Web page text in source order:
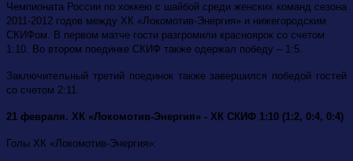
Чемпионата России по хоккею с шайбой среди женских команд сезона
2011-2012 годов между ХК «Локомотив-Энергия» и нижегородским
СКИФом. В первом матче гости разгромили красноярок со счетом
1:10. Во втором поединке СКИФ также одержал победу – 1:5.
Заключительный третий поединок также завершился победой гостей
со счетом 2:11.
21 февраля. ХК «Локомотив-Энергия» - ХК СКИФ 1:10 (1:2, 0:4, 0:4)
Голы ХК «Локомотив-Энергия»: